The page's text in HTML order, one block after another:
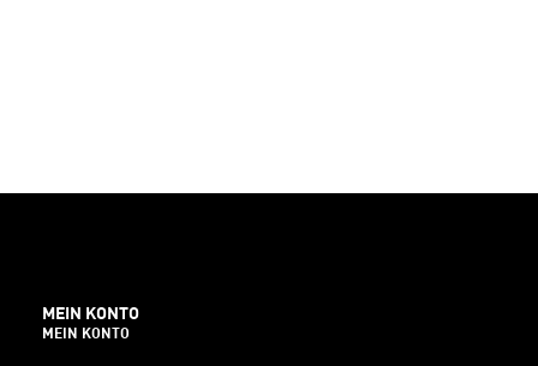
MEIN KONTO
MEIN KONTO